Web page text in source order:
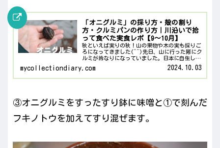
「オニグルミ」の採り方・殻の割り
方・クルミパンの作り方｜川沿いで拾
って食べた実食レポ【9〜10月】
秋といえば実りの秋！山の果物や木の実も採りご
ろになってきました(^^)先日、山に行った際にク
ルミが鈴なりになっていました。日本に自生して
いるオニグルミというクルミです。上の写真の中
央部にある房がオニグルミの実です。オニグルミ
は川沿いの湿った...
mycollectiondiary.com 2024.10.03
③オニグルミをすったすり鉢に味噌と①で刻んだ
フキノトウを加えてすり混ぜます。